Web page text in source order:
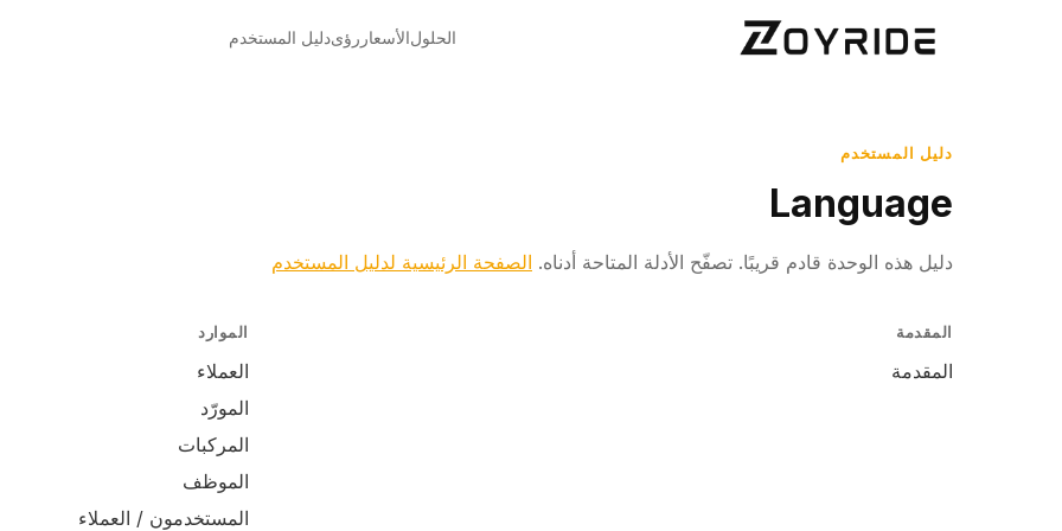
الحلولالأسعار رؤىدليل المستخدم
دليل المستخدم
Language
دليل هذه الوحدة قادم قريبًا. تصفّح الأدلة المتاحة أدناه. الصفحة الرئيسية لدليل المستخدم
المقدمة
المقدمة
الموارد
العملاء
المورّد
المركبات
الموظف
المستخدمون / العملاء